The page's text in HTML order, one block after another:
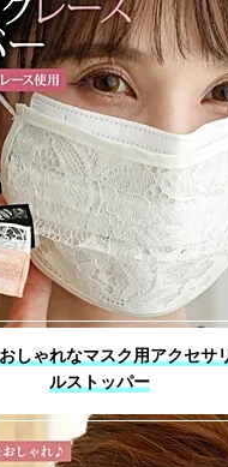
しゃれなマスク用アクセサ
ルストッパー